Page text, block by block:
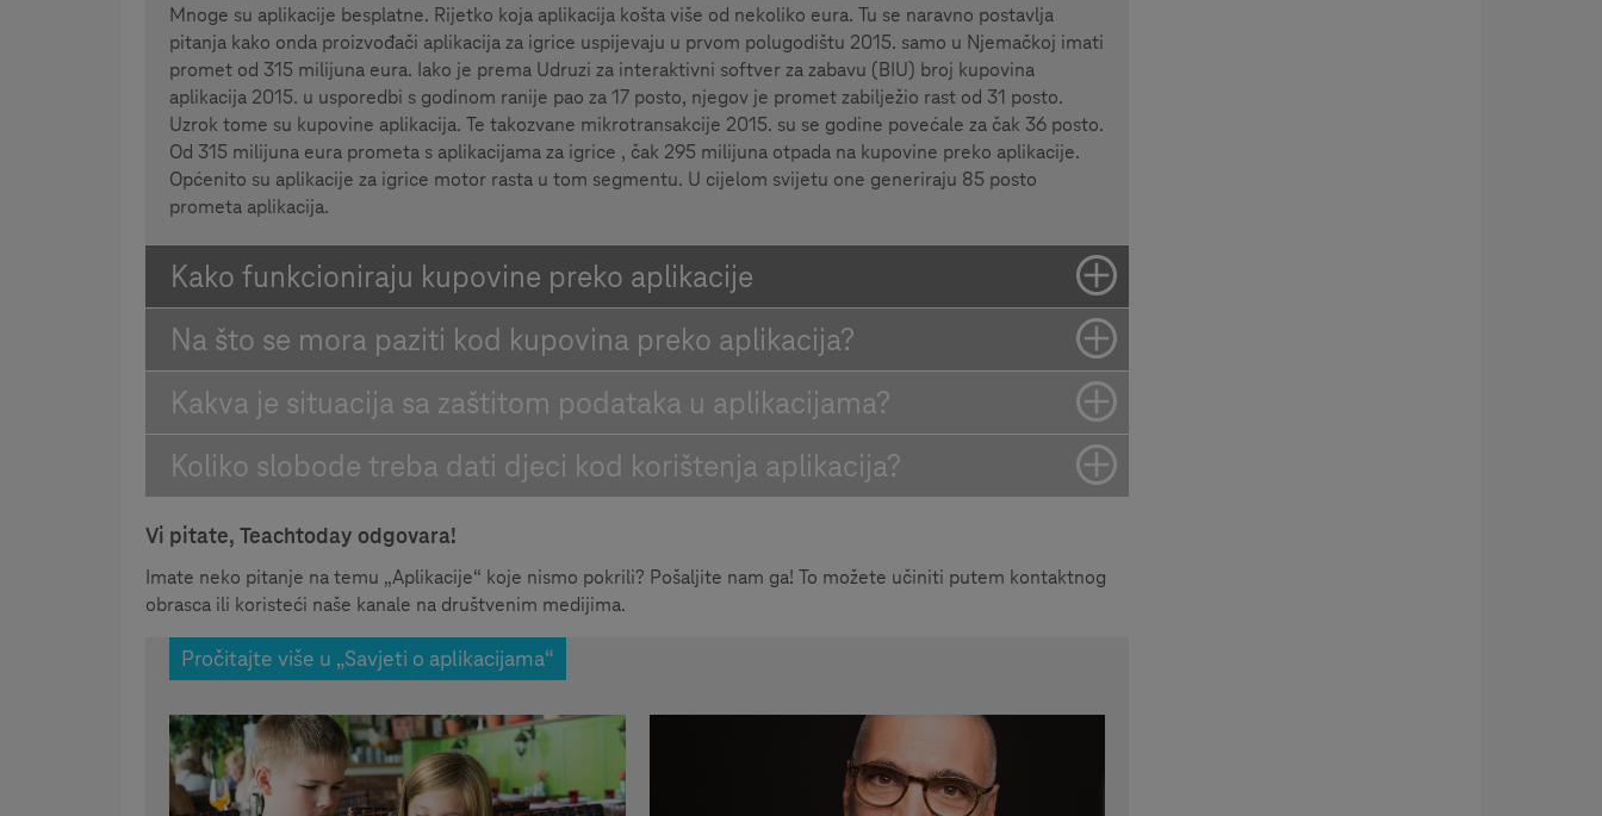
Mnoge su aplikacije besplatne. Rijetko koja aplikacija košta više od nekoliko eura. Tu se naravno postavlja
pitanja kako onda proizvođači aplikacija za igrice uspijevaju u prvom polugodištu 2015. samo u Njemačkoj imati
promet od 315 milijuna eura. Iako je prema Udruzi za interaktivni softver za zabavu (BIU) broj kupovina
aplikacija 2015. u usporedbi s godinom ranije pao za 17 posto, njegov je promet zabilježio rast od 31 posto.
Uzrok tome su kupovine aplikacija. Te takozvane mikrotransakcije 2015. su se godine povećale za čak 36 posto.
Od 315 milijuna eura prometa s aplikacijama za igrice , čak 295 milijuna otpada na kupovine preko aplikacije.
Općenito su aplikacije za igrice motor rasta u tom segmentu. U cijelom svijetu one generiraju 85 posto
prometa aplikacija.
Kako funkcioniraju kupovine preko aplikacije
Na što se mora paziti kod kupovina preko aplikacija?
Kakva je situacija sa zaštitom podataka u aplikacijama?
Koliko slobode treba dati djeci kod korištenja aplikacija?
Vi pitate, Teachtoday odgovara!
Imate neko pitanje na temu „Aplikacije“ koje nismo pokrili? Pošaljite nam ga! To možete učiniti putem kontaktnog
obrasca ili koristeći naše kanale na društvenim medijima.
Pročitajte više u „Savjeti o aplikacijama“